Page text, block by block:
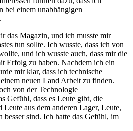
bei einem unabhängigen
das Magazin, und ich musste mir
tun sollte. Ich wusste, dass ich von
und ich wusste auch, dass mir die
Erfolg zu haben. Nachdem ich ein
mir klar, dass ich technische
neuen Land Arbeit zu finden.
von der Technologie
Gefühl, dass es Leute gibt, die
aus dem anderen Lager, Leute,
besser sind. Ich hatte das Gefühl, im